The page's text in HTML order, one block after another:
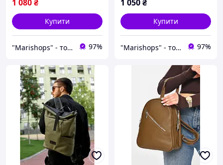
1 080₴
Купити
"Marishops" - товари для всієї родини 97%
1 050₴
Купити
"Marishops" - товари для всієї родини 97%